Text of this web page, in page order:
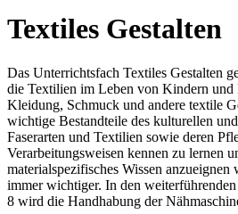
Textiles Gestalten
Das Unterrichtsfach Textiles Gestalten
die Textilien im Leben von Kindern und
Kleidung, Schmuck und andere textile
wichtige Bestandteile des kulturellen
Faserarten und Textilien sowie deren
Verarbeitungsweisen kennen zu lernen
materialspezifisches Wissen
immer wichtiger. In den weiterführenden
8 wird die Handhabung der